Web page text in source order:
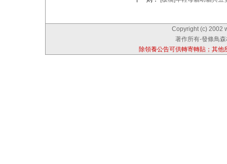
Copyright (c) 2002
著作所有-發條鳥
除領養公告可供轉寄轉貼；其